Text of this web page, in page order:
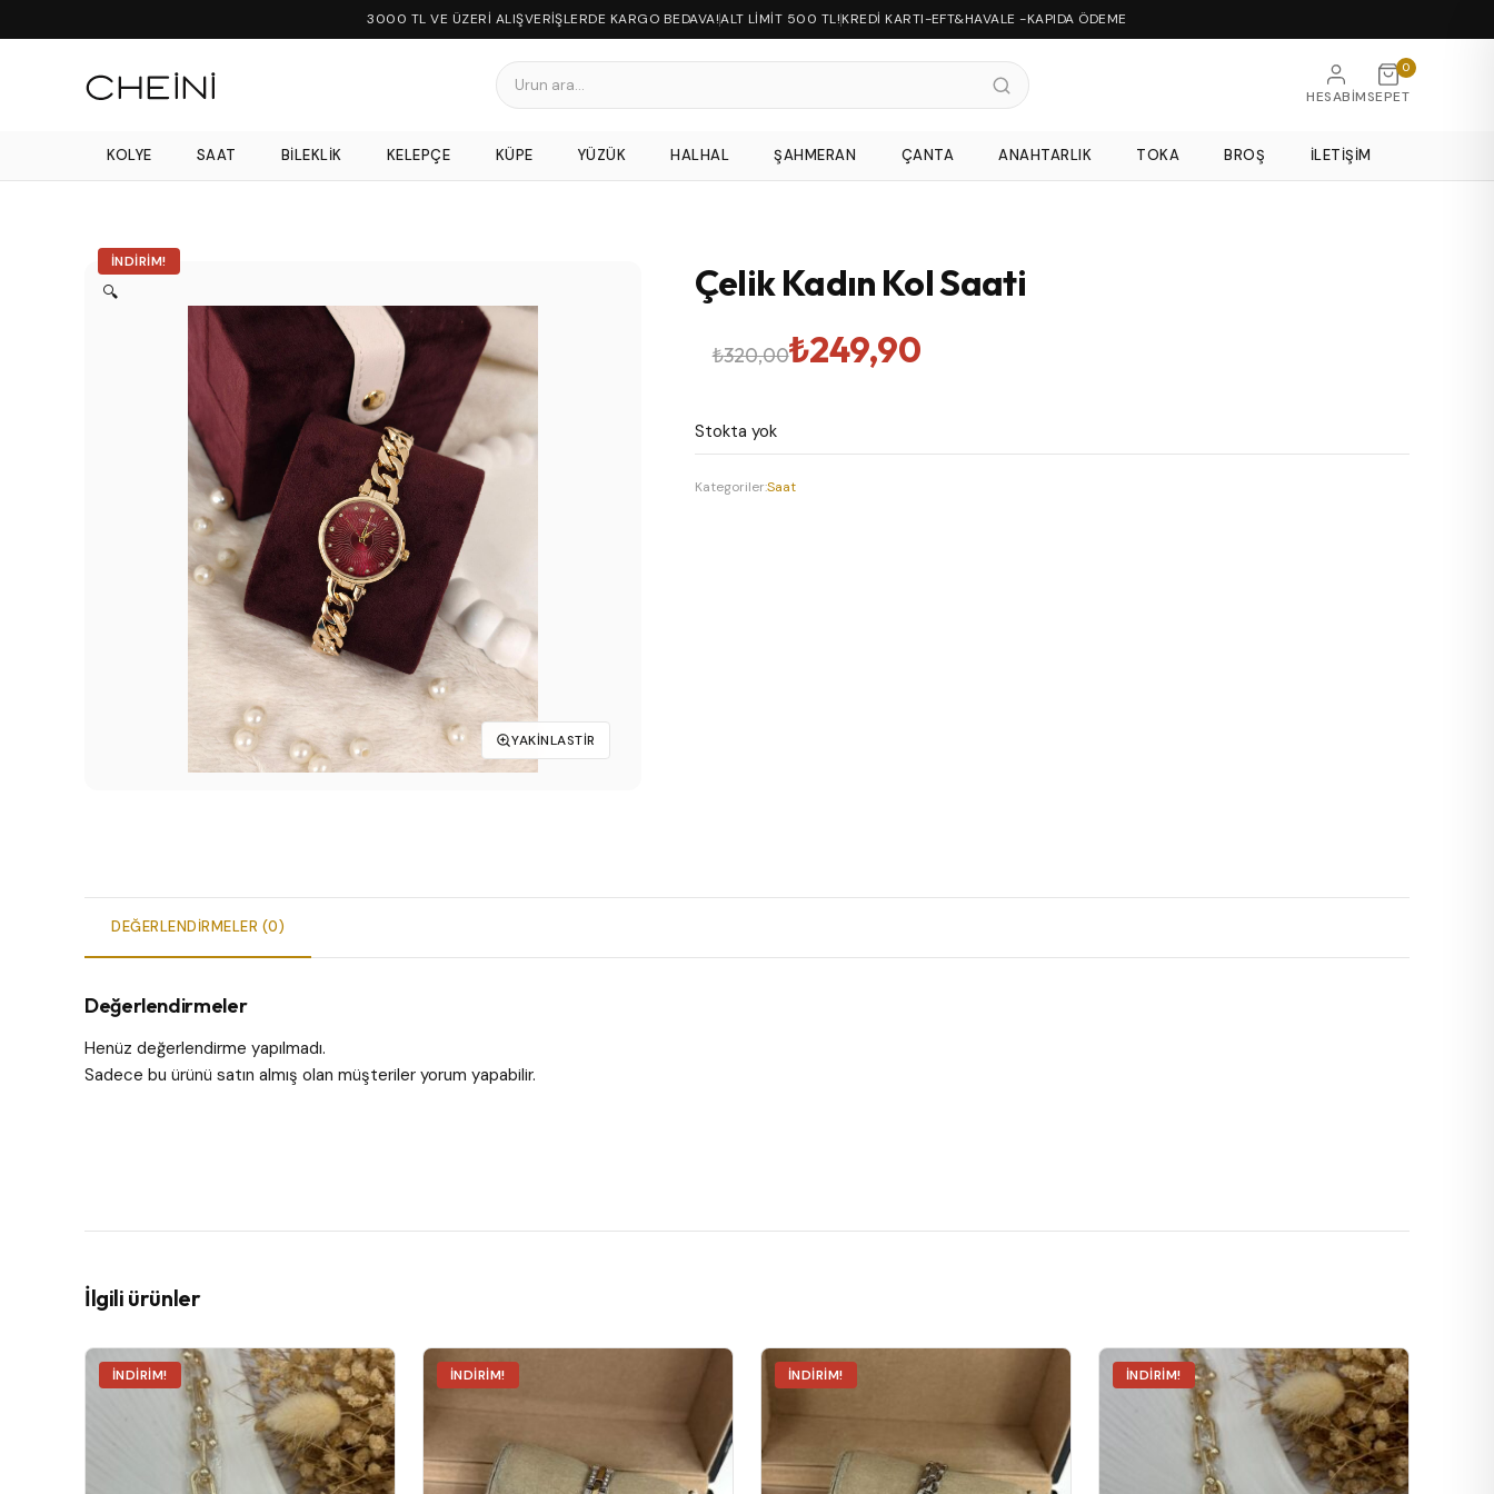
3000 TL VE ÜZERİ ALIŞVERİŞLERDE KARGO BEDAVA!ALT LİMİT 500 TL!KREDİ KARTI-EFT&HAVALE -KAPIDA ÖDEME
HESABIM
0
SEPET
KOLYE SAAT BILEKLIK KELEPÇE KÜPE YÜZÜK HALHAL ŞAHMERAN ÇANTA ANAHTARLIK TOKA BROŞ İLETIŞIM
İNDIRIM!
🔍
YAKINLASTIR
Çelik Kadın Kol Saati
₺320,00
Orijinal
₺320,00.
₺249,90
Şu
fiyat:
Stokta yok
Kategoriler:Saat
DEĞERLENDIRMELER (0)
Değerlendirmeler
Henüz değerlendirme yapılmadı.
Sadece bu ürünü satın almış olan müşteriler yorum yapabilir.
İlgili ürünler
İNDIRIM! İNDIRIM! İNDIRIM! İNDIRIM!